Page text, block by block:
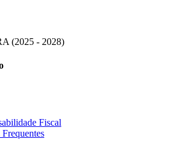
(2025 - 2028)
Fiscal